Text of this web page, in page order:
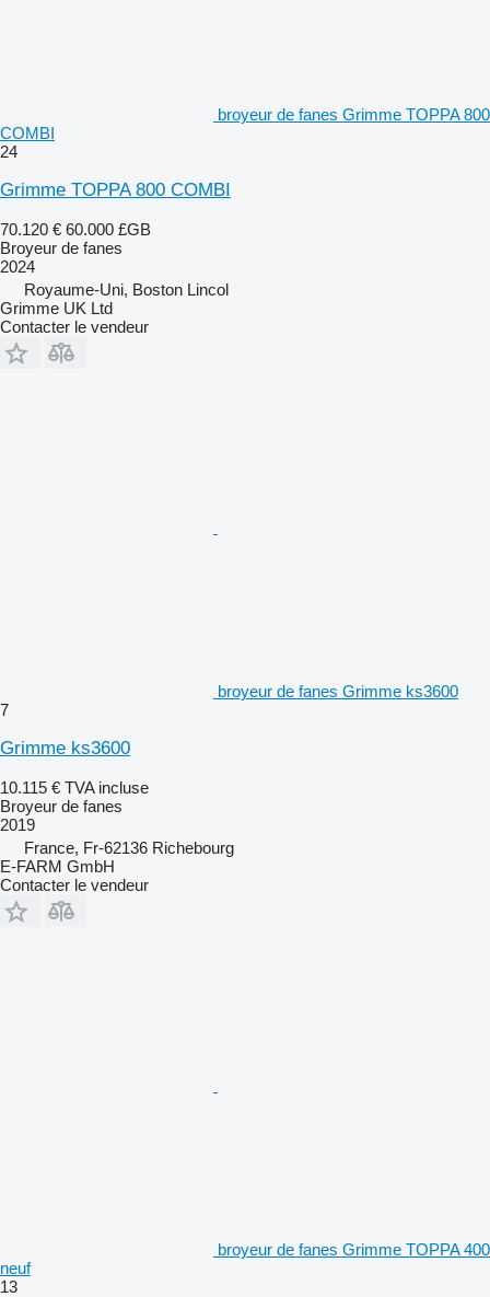
broyeur de fanes Grimme TOPPA 800
COMBI
24
Grimme TOPPA 800 COMBI
70.120 € 60.000 £GB
Broyeur de fanes
2024
Royaume-Uni, Boston Lincol
Grimme UK Ltd
Contacter le vendeur
broyeur de fanes Grimme ks3600
7
Grimme ks3600
10.115 € TVA incluse
Broyeur de fanes
2019
France, Fr-62136 Richebourg
E-FARM GmbH
Contacter le vendeur
broyeur de fanes Grimme TOPPA 400
neuf
13